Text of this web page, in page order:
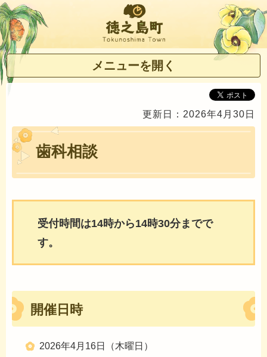
徳之島町
メニューを開く
更新日：2026年4月30日
歯科相談
受付時間は14時から14時30分までで
す。
開催日時
2026年4月16日（木曜日）